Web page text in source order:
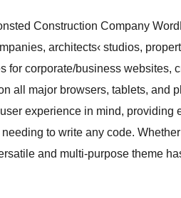
Construction Company
architects‹ studios,
for corporate/business websites,
all major browsers, tablets, and
experience in mind, providing
to write any code.
and multi-purpose theme